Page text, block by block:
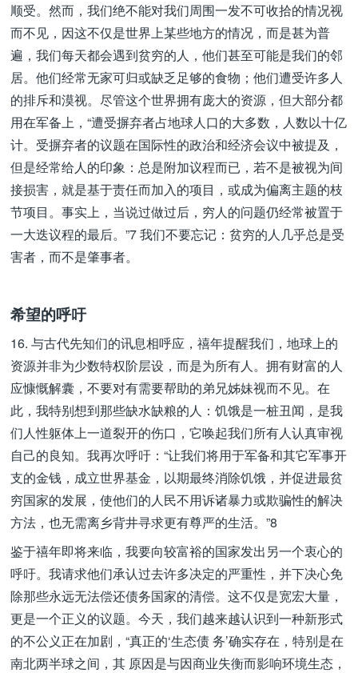
顺受。然而，我们绝不能对我们周围一发不可收拾的情况视
而不见，因这不仅是世界上某些地方的情况，而是甚为普
遍，我们每天都会遇到贫穷的人，他们甚至可能是我们的邻
居。他们经常无家可归或缺乏足够的食物；他们遭受许多人
的排斥和漠视。尽管这个世界拥有庞大的资源，但大部分都
用在军备上，“遭受摒弃者占地球人口的大多数，人数以十亿
计。受摒弃者的议题在国际性的政治和经济会议中被提及，
但是经常给人的印象：总是附加议程而已，若不是被视为间
接损害，就是基于责任而加入的项目，或成为偏离主题的枝
节项目。事实上，当说过做过后，穷人的问题仍经常被置于
一大迭议程的最后。”7 我们不要忘记：贫穷的人几乎总是受
害者，而不是肇事者。
希望的呼吁
16. 与古代先知们的讯息相呼应，禧年提醒我们，地球上的
资源并非为少数特权阶层设，而是为所有人。拥有财富的人
应慷慨解囊，不要对有需要帮助的弟兄姊妹视而不见。在
此，我特别想到那些缺水缺粮的人：饥饿是一桩丑闻，是我
们人性躯体上一道裂开的伤口，它唤起我们所有人认真审视
自己的良知。我再次呼吁：“让我们将用于军备和其它军事开
支的金钱，成立世界基金，以期最终消除饥饿，并促进最贫
穷国家的发展，使他们的人民不用诉诸暴力或欺骗性的解决
方法，也无需离乡背井寻求更有尊严的生活。”8
鉴于禧年即将来临，我要向较富裕的国家发出另一个衷心的
呼吁。我请求他们承认过去许多决定的严重性，并下决心免
除那些永远无法偿还债务国家的清偿。这不仅是宽宏大量，
更是一个正义的议题。今天，我们越来越认识到一种新形式
的不公义正在加剧，“真正的‘生态债 务’确实存在，特别是在
南北两半球之间，其 原因是与因商业失衡而影响环境生态，